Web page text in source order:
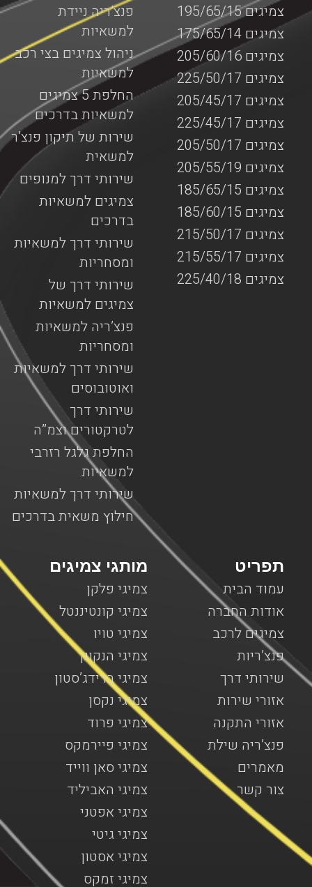
פנצ’ריה ניידת
למשאיות
ניהול צמיגים בצי רכב
למשאיות
החלפת 5 צמיגים
למשאיות בדרכים
שירות של תיקון פנצ’ר
למשאית
שירותי דרך למנופים
צמיגים למשאיות
בדרכים
שירותי דרך למשאיות
ומסחריות
שירותי דרך של
צמיגים למשאיות
פנצ’ריה למשאיות
ומסחריות
שירותי דרך למשאיות
ואוטובוסים
שירותי דרך
לטרקטורים וצמ”ה
החלפת גלגל רזרבי
למשאיות
שירותי דרך למשאיות
חילוץ משאית בדרכים
צמיגים 195/65/15
צמיגים 175/65/14
צמיגים 205/60/16
צמיגים 225/50/17
צמיגים 205/45/17
צמיגים 225/45/17
צמיגים 205/50/17
צמיגים 205/55/19
צמיגים 185/65/15
צמיגים 185/60/15
צמיגים 215/50/17
צמיגים 215/55/17
צמיגים 225/40/18
מותגי צמיגים
צמיגי פלקן
צמיגי קונטיננטל
צמיגי טויו
צמיגי הנקוק
צמיגי ברידג’סטון
צמיגי נקסן
צמיגי פרוד
צמיגי פיירמקס
צמיגי סאן ווייד
צמיגי האביליד
צמיגי אפטני
צמיגי גיטי
צמיגי אסטון
צמיגי זמקס
תפריט
עמוד הבית
אודות החברה
צמיגים לרכב
פנצ’ריות
שירותי דרך
אזורי שירות
אזורי התקנה
פנצ’ריה שילת
מאמרים
צור קשר